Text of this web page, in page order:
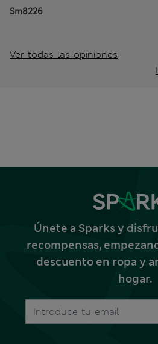
Sm8226
Ver todas las opiniones
Únete a Sparks y
recompensas,
descuento en ropa y
hogar.